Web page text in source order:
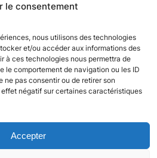
le consentement
nous utilisons des technologies
et/ou accéder aux informations des
à ces technologies nous permettra de
le comportement de navigation ou les ID
ne pas consentir ou de retirer son
négatif sur certaines caractéristiques
Accepter
d'utilisation